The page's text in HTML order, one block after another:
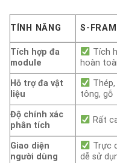
TÍNH NĂNG S-
Tích hợp đa
module
Tích
hoàn
Hỗ trợ đa vật
liệu
Thép,
tông, gỗ
Độ chính xác
phân tích
Rất
Giao diện
người dùng
Trực
dễ sử